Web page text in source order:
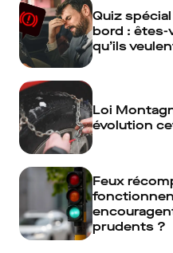
Quiz
bord : êtes-
qu’ils
Loi
évolution
Feux
prudents ?